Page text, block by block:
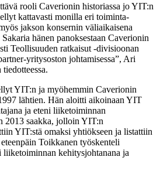
rooli Caverionin historiassa jo YIT:n
kattavasti monilla eri toiminta-
jakson konsernin väliaikaisena
hänen panoksestaan Caverionin
Teollisuuden ratkaisut -divisioonan
yritysoston johtamisessa”, Ari
YIT:n ja myöhemmin Caverionin
lähtien. Hän aloitti aikoinaan YIT
ja eteni liiketoiminnan
2013 saakka, jolloin YIT:n
YIT:stä omaksi yhtiökseen ja listattiin
Toikkanen työskenteli
liiketoiminnan kehitysjohtanana ja